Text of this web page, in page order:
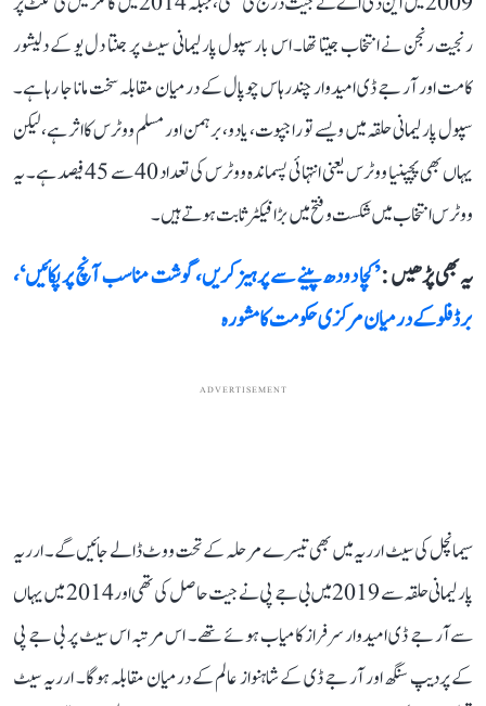
رنجیت رنجن نے انتخاب جیتا تھا۔ اس بار سپول پارلیمانی سیٹ پر جنتا دل یو کے دلیشور
کامت اور آر جے ڈی امیدوار چندرہاس چوپال کے درمیان مقابلہ سخت مانا جا رہا ہے۔
سپول پارلیمانی حلقہ میں ویسے تو راجپوت، یادو، برہمن اور مسلم ووٹرس کا اثر ہے، لیکن
یہاں بھی پچپنیا ووٹرس یعنی انتہائی پسماندہ ووٹرس کی تعداد 40 سے 45 فیصد ہے۔ یہ
ووٹرس انتخاب میں شکست و فتح میں بڑا فیکٹر ثابت ہوتے ہیں۔
یہ بھی پڑھیں :’کچا دودھ پینے سے پرہیز کریں، گوشت مناسب آنچ پر پکائیں‘،
برڈ فلو کے درمیان مرکزی حکومت کا مشورہ
ADVERTISEMENT
سیمانچل کی سیٹ ارریہ میں بھی تیسرے مرحلہ کے تحت ووٹ ڈالے جائیں گے۔ ارریہ
پارلیمانی حلقہ سے 2019 میں بی جے پی نے جیت حاصل کی تھی اور 2014 میں یہاں
سے آر جے ڈی امیدوار سرفراز کامیاب ہوئے تھے۔ اس مرتبہ اس سیٹ پر بی جے پی
کے پردیپ سنگھ اور آر جے ڈی کے شاہنواز عالم کے درمیان مقابلہ ہوگا۔ ارریہ سیٹ